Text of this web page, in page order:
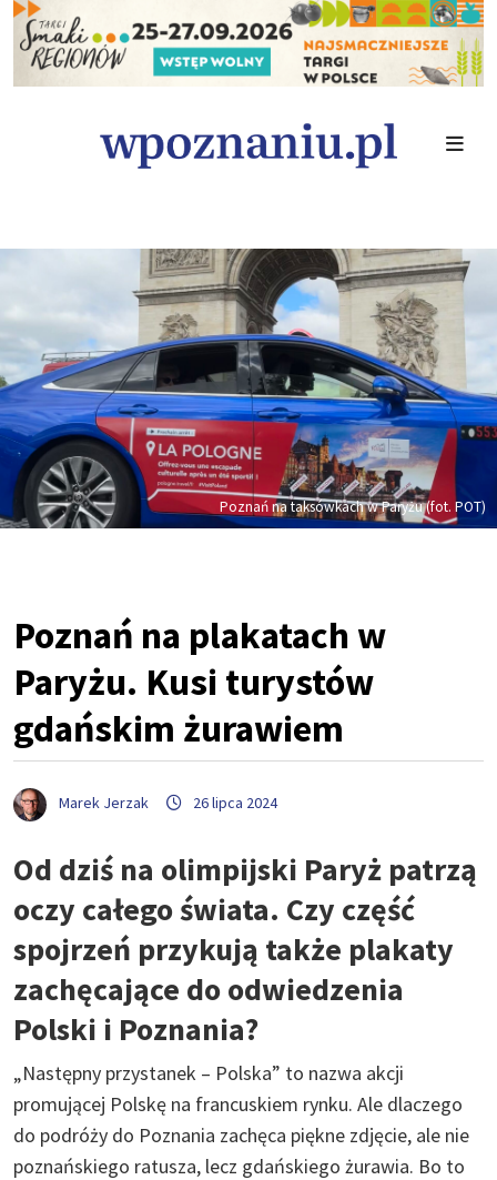
Poznań na taksówkach w Paryżu (fot. POT)
Poznań na plakatach w
Paryżu. Kusi turystów
gdańskim żurawiem
Marek Jerzak 26 lipca 2024
Od dziś na olimpijski Paryż patrzą
oczy całego świata. Czy część
spojrzeń przykują także plakaty
zachęcające do odwiedzenia
Polski i Poznania?
„Następny przystanek – Polska” to nazwa akcji
promującej Polskę na francuskiem rynku. Ale dlaczego
do podróży do Poznania zachęca piękne zdjęcie, ale nie
poznańskiego ratusza, lecz gdańskiego żurawia. Bo to